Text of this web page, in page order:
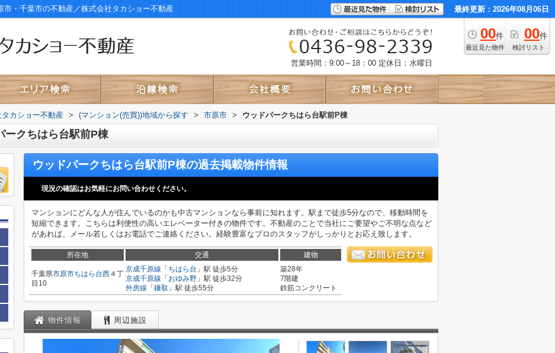
・千葉市の不動産／株式会社タカショー不動産 最終更新：2026年08月06日
00件
最近見た物件
00件
検討リスト
営業時間：9:00～18：00 定休日：水曜日
カショー不動産 > (マンション(売買))地域から探す > 市原市 > ウッドパークちはら台駅前P棟
ークちはら台駅前P棟
ウッドパークちはら台駅前P棟の過去掲載物件情報
現況の確認はお気軽にお問い合わせください。
マンションにどんな人が住んでいるのかも中古マンションなら事前に知れます。駅まで徒歩5分なので、移動時間を
短縮できます。こちらは利便性の高いエレベーター付きの物件です。不動産のことで当社にご要望やご不明な点など
があれば、メール若しくはお電話でご連絡ください。経験豊富なプロのスタッフがしっかりとお応え致します。
所在地 交通 建物
千葉県市原市ちはら台西４丁
目10
京成千原線 「 ちはら台 」駅 徒歩5分
京成千原線 「 おゆみ野 」駅 徒歩32分
外房線 「 鎌取 」駅 徒歩55分
築28年
7階建
鉄筋コンクリート
物件情報 周辺施設